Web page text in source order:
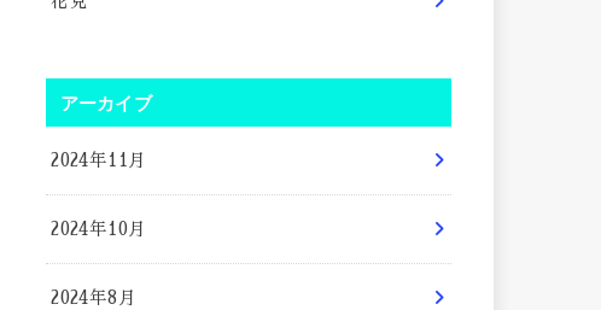
アーカイブ
2024年11月
2024年10月
2024年8月